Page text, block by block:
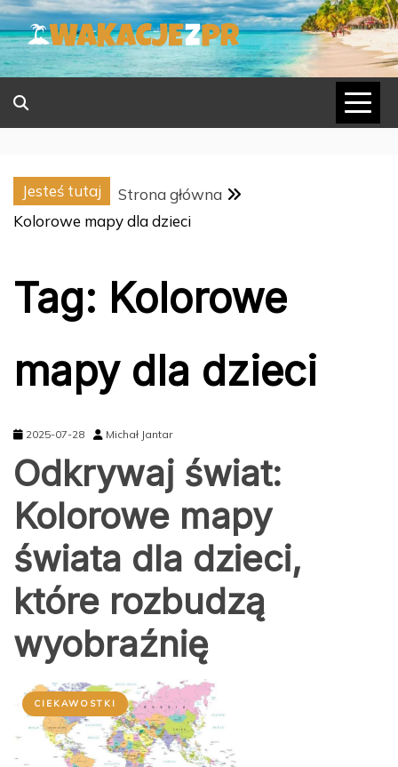
Skip
to
content
Jesteś tutaj
Strona główna
Kolorowe mapy dla dzieci
Tag: Kolorowe
mapy dla dzieci
2025-07-28 Michał Jantar
Odkrywaj świat:
Kolorowe mapy
świata dla dzieci,
które rozbudzą
wyobraźnię
CIEKAWOSTKI